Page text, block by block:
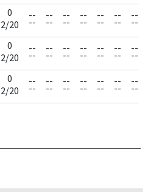
0
20
--
--
--
--
--
--
--
--
--
--
--
--
--
--
0
20
--
--
--
--
--
--
--
--
--
--
--
--
--
--
0
20
--
--
--
--
--
--
--
--
--
--
--
--
--
--